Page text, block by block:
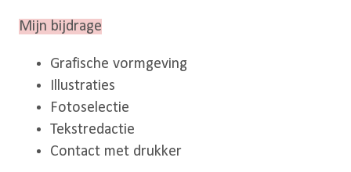
Mijn bijdrage
Grafische vormgeving
Illustraties
Fotoselectie
Tekstredactie
Contact met drukker